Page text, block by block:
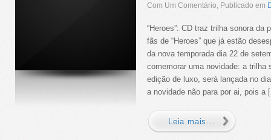
Com Um Comentário, Publicado em
“Heroes”: CD traz trilha sonora da
fãs de “Heroes” que já estão
da nova temporada dia 22 de
comemorar uma novidade: a trilha
edição de luxo, será lançada no
a novidade não para por ai, pois a
Leia mais...